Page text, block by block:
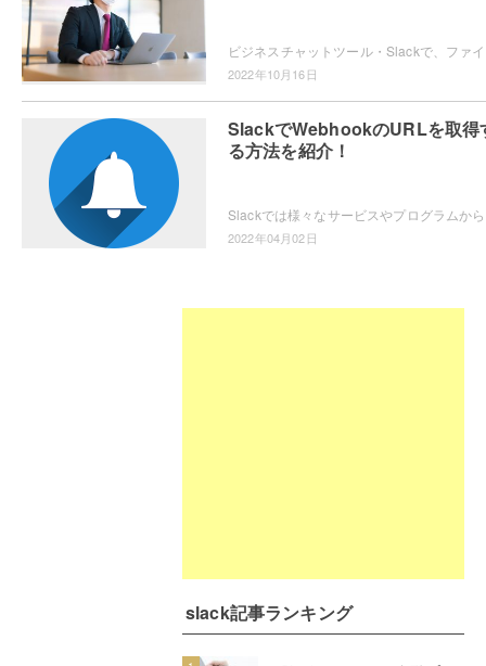
2022年10月16日
SlackでWebhookのURLを取得
る方法を紹介！
2022年04月02日
slack記事ランキング